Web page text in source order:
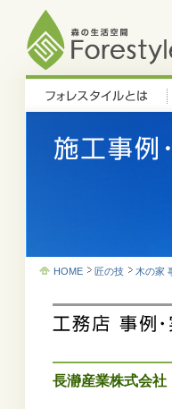
HOME 匠の技 木の家
長瀞産業株式会社